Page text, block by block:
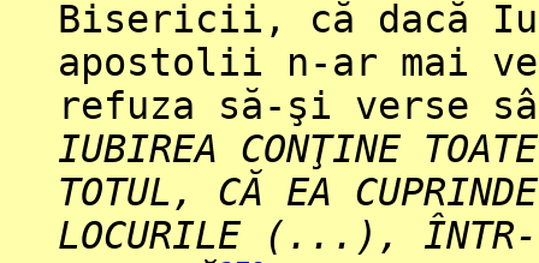
Bisericii, că dacă
apostolii n-ar mai
refuza să-şi verse
IUBIREA CONŢINE
TOTUL, CĂ EA
LOCURILE (...), ÎNTR-